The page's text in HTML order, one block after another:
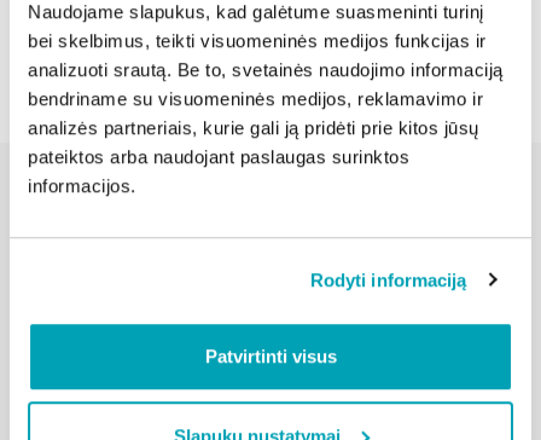
Naudojame slapukus, kad galėtume suasmeninti turinį
bei skelbimus, teikti visuomeninės medijos funkcijas ir
analizuoti srautą. Be to, svetainės naudojimo informaciją
bendriname su visuomeninės medijos, reklamavimo ir
analizės partneriais, kurie gali ją pridėti prie kitos jūsų
pateiktos arba naudojant paslaugas surinktos
informacijos.
Rodyti informaciją
Patvirtinti visus
Slapukų nustatymai
Atgal